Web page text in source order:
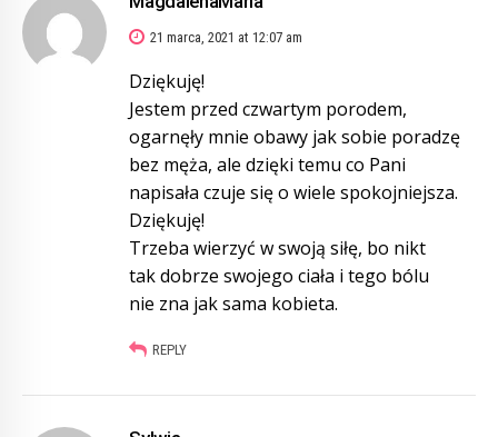
21 marca, 2021 at 12:07 am
Dziękuję!
Jestem przed czwartym porodem,
ogarnęły mnie obawy jak sobie poradzę
bez męża, ale dzięki temu co Pani
napisała czuje się o wiele spokojniejsza.
Dziękuję!
Trzeba wierzyć w swoją siłę, bo nikt
tak dobrze swojego ciała i tego bólu
nie zna jak sama kobieta.
REPLY